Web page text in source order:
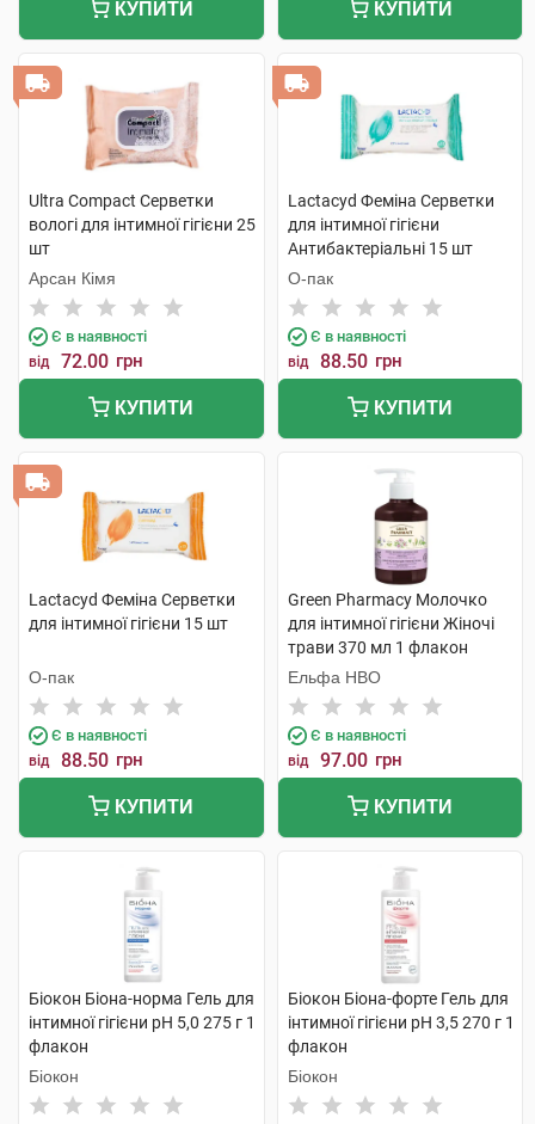
КУПИТИ КУПИТИ
Ultra Compact Серветки
вологі для інтимної гігієни 25
шт
Арсан Кімя
Є в наявності
від 72.00 грн
КУПИТИ
Lactacyd Феміна Серветки
для інтимної гігієни
Антибактеріальні 15 шт
О-пак
Є в наявності
від 88.50 грн
КУПИТИ
Lactacyd Феміна Серветки
для інтимної гігієни 15 шт
О-пак
Є в наявності
від 88.50 грн
КУПИТИ
Green Pharmacy Молочко
для інтимної гігієни Жіночі
трави 370 мл 1 флакон
Ельфа НВО
Є в наявності
від 97.00 грн
КУПИТИ
Біокон Бiона-норма Гель для
інтимної гігієни рН 5,0 275 г 1
флакон
Біокон
Біокон Бiона-форте Гель для
інтимної гігієни рН 3,5 270 г 1
флакон
Біокон